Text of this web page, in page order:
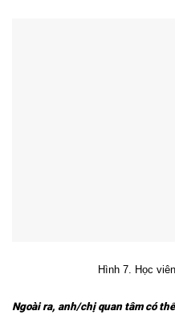
Hình 7. Học
Ngoài ra, anh/chị quan tâm có